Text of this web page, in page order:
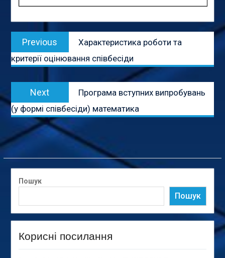
Навігація
записів
Previous
post:
Характеристика роботи та
критерії оцінювання співбесіди
Next
post:
Програма вступних випробувань
(у формі співбесіди) математика
Пошук
Пошук
Корисні посилання